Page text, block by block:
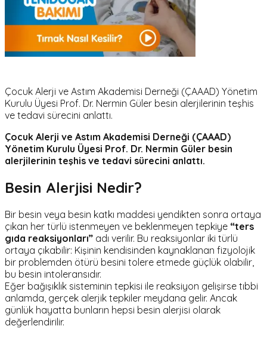
Çocuk Alerji ve Astım Akademisi Derneği (ÇAAAD) Yönetim
Kurulu Üyesi Prof. Dr. Nermin Güler besin alerjilerinin teşhis
ve tedavi sürecini anlattı.
Çocuk Alerji ve Astım Akademisi Derneği (ÇAAAD)
Yönetim Kurulu Üyesi Prof. Dr. Nermin Güler besin
alerjilerinin teşhis ve tedavi sürecini anlattı.
Besin Alerjisi Nedir?
Bir besin veya besin katkı maddesi yendikten sonra ortaya
çıkan her türlü istenmeyen ve beklenmeyen tepkiye “ters
gıda reaksiyonları” adı verilir. Bu reaksiyonlar iki türlü
ortaya çıkabilir: Kişinin kendisinden kaynaklanan fizyolojik
bir problemden ötürü besini tolere etmede güçlük olabilir,
bu besin intoleransıdır.
Eğer bağışıklık sisteminin tepkisi ile reaksiyon gelişirse tıbbi
anlamda, gerçek alerjik tepkiler meydana gelir. Ancak
günlük hayatta bunların hepsi besin alerjisi olarak
değerlendirilir.